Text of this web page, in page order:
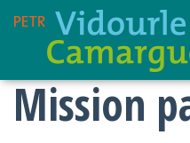
Mission